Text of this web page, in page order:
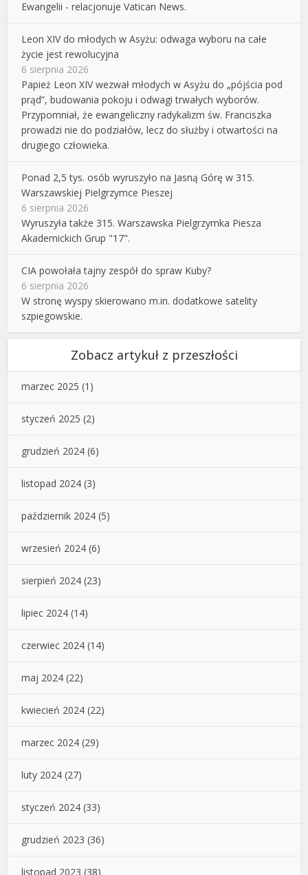
Ewangelii - relacjonuje Vatican News.
Leon XIV do młodych w Asyżu: odwaga wyboru na całe
życie jest rewolucyjna
6 sierpnia 2026
Papież Leon XIV wezwał młodych w Asyżu do „pójścia pod
prąd”, budowania pokoju i odwagi trwałych wyborów.
Przypomniał, że ewangeliczny radykalizm św. Franciszka
prowadzi nie do podziałów, lecz do służby i otwartości na
drugiego człowieka.
Ponad 2,5 tys. osób wyruszyło na Jasną Górę w 315.
Warszawskiej Pielgrzymce Pieszej
6 sierpnia 2026
Wyruszyła także 315. Warszawska Pielgrzymka Piesza
Akademickich Grup "17".
CIA powołała tajny zespół do spraw Kuby?
6 sierpnia 2026
W stronę wyspy skierowano m.in. dodatkowe satelity
szpiegowskie.
Zobacz artykuł z przeszłości
marzec 2025 (1)
styczeń 2025 (2)
grudzień 2024 (6)
listopad 2024 (3)
październik 2024 (5)
wrzesień 2024 (6)
sierpień 2024 (23)
lipiec 2024 (14)
czerwiec 2024 (14)
maj 2024 (22)
kwiecień 2024 (22)
marzec 2024 (29)
luty 2024 (27)
styczeń 2024 (33)
grudzień 2023 (36)
listopad 2023 (38)